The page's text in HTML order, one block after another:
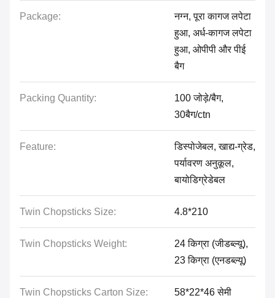
Package:
नग्न, पूरा कागज लपेटा
हुआ, अर्ध-कागज लपेटा
हुआ, ओपीपी और पीई
बैग
Packing Quantity:
100 जोड़े/बैग,
30बैग/ctn
Feature:
डिस्पोजेबल, खाद्य-ग्रेड,
पर्यावरण अनुकूल,
बायोडिग्रेडेबल
Twin Chopsticks Size: 4.8*210
Twin Chopsticks Weight:
24 किग्रा (जीडब्ल्यू),
23 किग्रा (एनडब्ल्यू)
Twin Chopsticks Carton Size: 58*22*46 सेमी